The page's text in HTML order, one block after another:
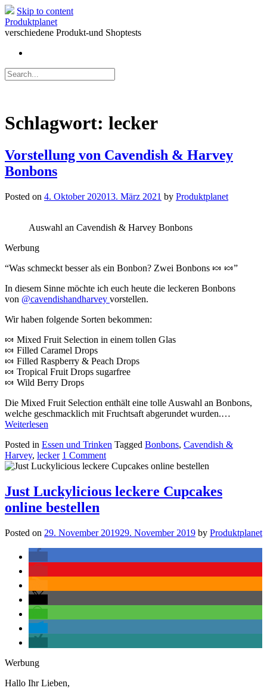
Skip to content
Produktplanet
verschiedene Produkt-und Shoptests
Schlagwort: lecker
Vorstellung von Cavendish & Harvey
Bonbons
Posted on 4. Oktober 202013. März 2021 by Produktplanet
Auswahl an Cavendish & Harvey Bonbons
Werbung
“Was schmeckt besser als ein Bonbon? Zwei Bonbons 🍬 🍬”
In diesem Sinne möchte ich euch heute die leckeren Bonbons
von @cavendishandharvey vorstellen.
Wir haben folgende Sorten bekommen:
🍬 Mixed Fruit Selection in einem tollen Glas
🍬 Filled Caramel Drops
🍬 Filled Raspberry & Peach Drops
🍬 Tropical Fruit Drops sugarfree
🍬 Wild Berry Drops
Die Mixed Fruit Selection enthält eine tolle Auswahl an Bonbons,
welche geschmacklich mit Fruchtsaft abgerundet wurden.…
Weiterlesen
Posted in Essen und Trinken Tagged Bonbons, Cavendish &
Harvey, lecker 1 Comment
Just Luckylicious leckere Cupcakes
online bestellen
Posted on 29. November 201929. November 2019 by Produktplanet
Werbung
Hallo Ihr Lieben,